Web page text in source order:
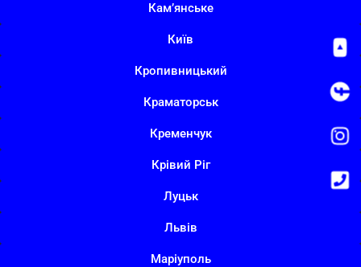
Кам’янське
Київ
Кропивницький
Краматорськ
Кременчук
Крівий Ріг
Луцьк
Львів
Маріуполь